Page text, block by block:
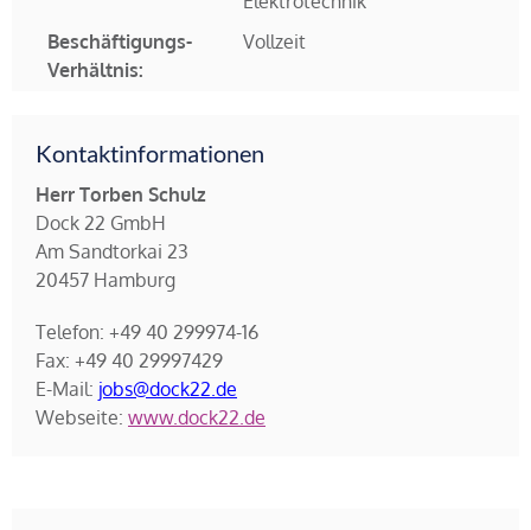
Beschäftigungs-
Verhältnis:
Vollzeit
Kontaktinformationen
Herr Torben Schulz
Dock 22 GmbH
Am Sandtorkai 23
20457 Hamburg
Telefon: +49 40 299974-16
Fax: +49 40 29997429
E-Mail: jobs@dock22.de
Webseite: www.dock22.de